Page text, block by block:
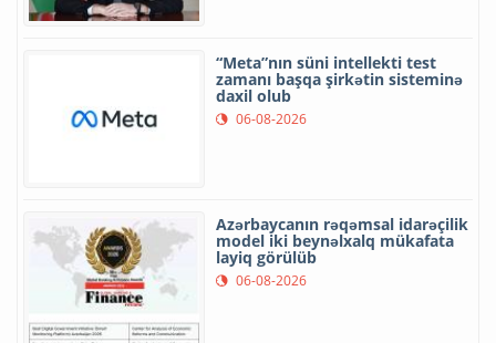
“Meta”nın süni intellekti test
zamanı başqa şirkətin sisteminə
daxil olub
06-08-2026
Azərbaycanın rəqəmsal idarəçilik
model iki beynəlxalq mükafata
layiq görülüb
06-08-2026